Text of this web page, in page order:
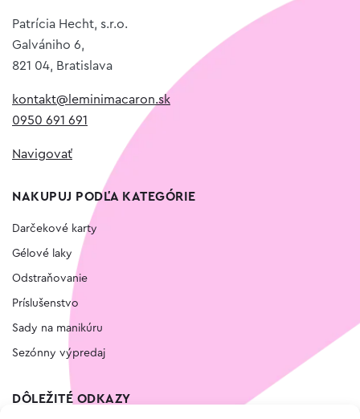
Patrícia Hecht, s.r.o.
Galvániho 6,
821 04, Bratislava
kontakt@leminimacaron.sk
0950 691 691
Navigovať
NAKUPUJ PODĽA KATEGÓRIE
Darčekové karty
Gélové laky
Odstraňovanie
Príslušenstvo
Sady na manikúru
Sezónny výpredaj
DÔLEŽITÉ ODKAZY